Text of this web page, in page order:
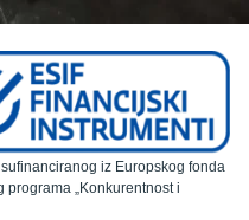
iz Europskog fonda
„Konkurentnost i